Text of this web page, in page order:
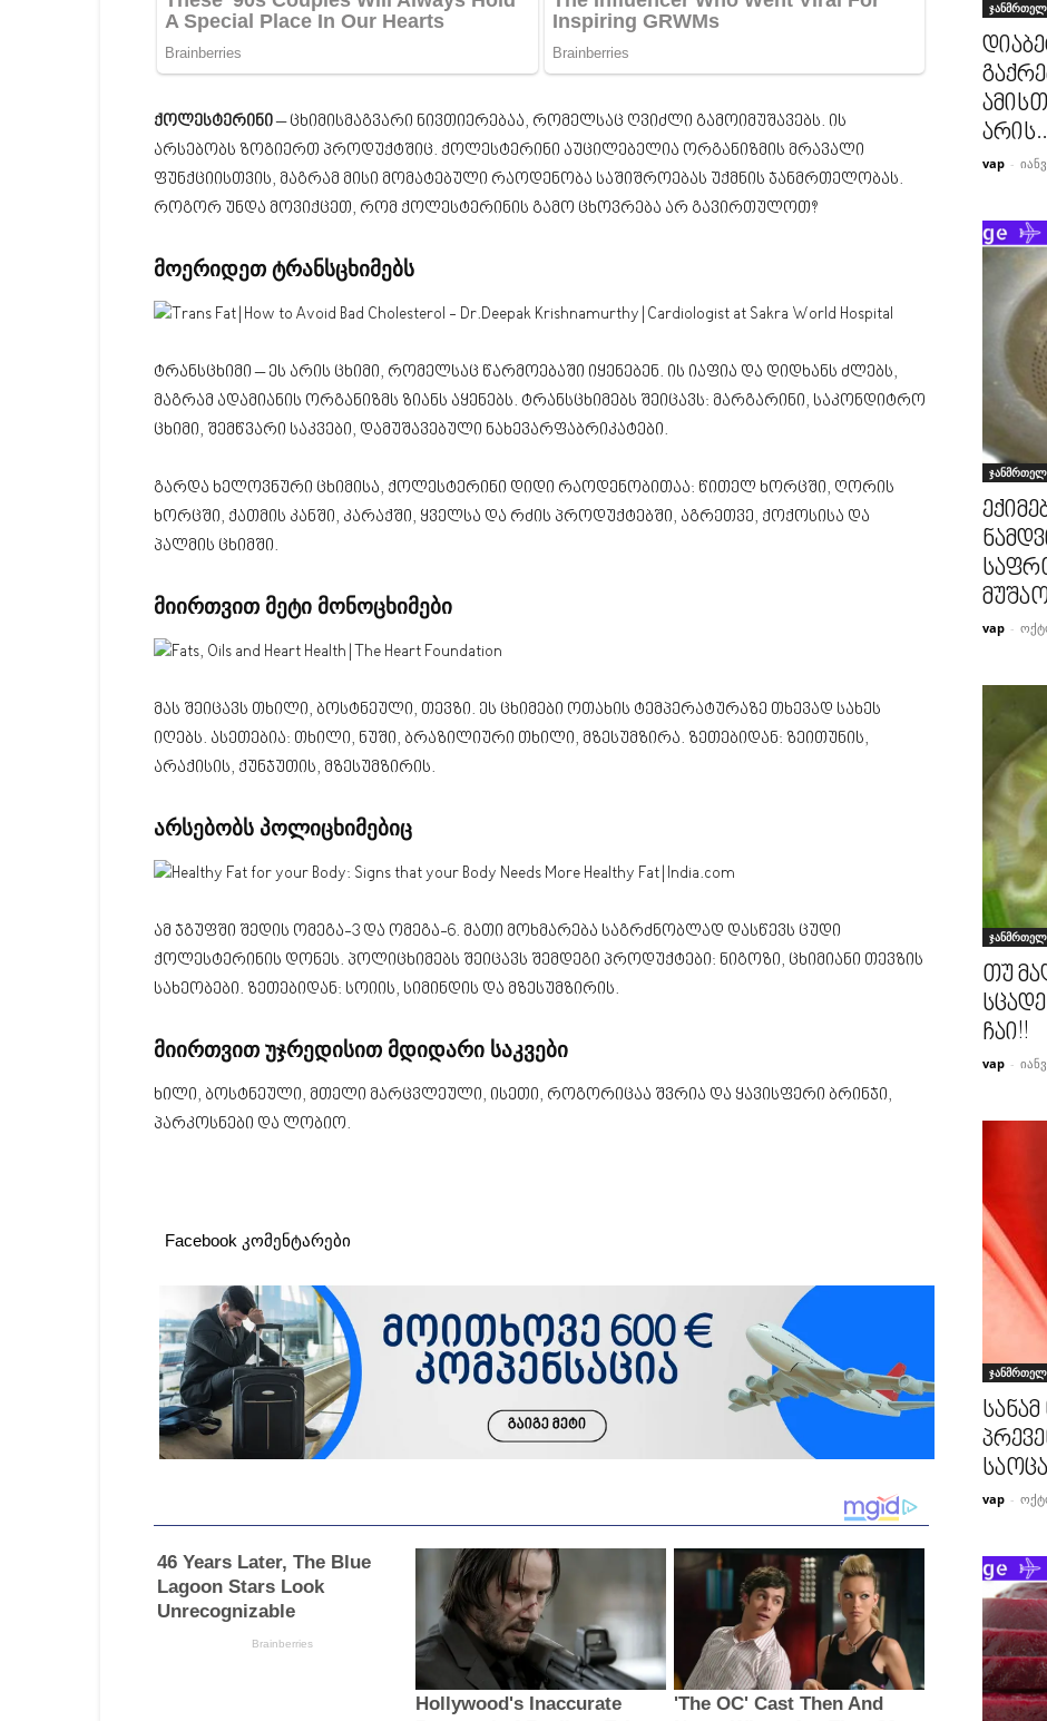
ქოლესტერინი– ცხიმისმაგვარი ნივთიერებაა, რომელსაც ღვიძლი გამოიმუშავებს. ის
არსებობს ზოგიერთ პროდუქტშიც. ქოლესტერინი აუცილებელია ორგანიზმის მრავალი
ფუნქციისთვის, მაგრამ მისი მომატებული რაოდენობა საშიშროებას უქმნის ჯანმრთელობას.
როგორ უნდა მოვიქცეთ, რომ ქოლესტერინის გამო ცხოვრება არ გავირთულოთ?
მოერიდეთ ტრანსცხიმებს
ტრანსცხიმი – ეს არის ცხიმი, რომელსაც წარმოებაში იყენებენ. ის იაფია და დიდხანს ძლებს,
მაგრამ ადამიანის ორგანიზმს ზიანს აყენებს. ტრანსცხიმებს შეიცავს: მარგარინი, საკონდიტრო
ცხიმი, შემწვარი საკვები, დამუშავებული ნახევარფაბრიკატები.
გარდა ხელოვნური ცხიმისა, ქოლესტერინი დიდი რაოდენობითაა: წითელ ხორცში, ღორის
ხორცში, ქათმის კანში, კარაქში, ყველსა და რძის პროდუქტებში, აგრეთვე, ქოქოსისა და
პალმის ცხიმში.
მიირთვით მეტი მონოცხიმები
მას შეიცავს თხილი, ბოსტნეული, თევზი. ეს ცხიმები ოთახის ტემპერატურაზე თხევად სახეს
იღებს. ასეთებია: თხილი, ნუში, ბრაზილიური თხილი, მზესუმზირა. ზეთებიდან: ზეითუნის,
არაქისის, ქუნჯუთის, მზესუმზირის.
არსებობს პოლიცხიმებიც
ამ ჯგუფში შედის ომეგა-3 და ომეგა-6. მათი მოხმარება საგრძნობლად დასწევს ცუდი
ქოლესტერინის დონეს. პოლიცხიმებს შეიცავს შემდეგი პროდუქტები: ნიგოზი, ცხიმიანი თევზის
სახეობები. ზეთებიდან: სოიის, სიმინდის და მზესუმზირის.
მიირთვით უჯრედისით მდიდარი საკვები
ხილი, ბოსტნეული, მთელი მარცვლეული, ისეთი, როგორიცაა შვრია და ყავისფერი ბრინჯი,
პარკოსნები და ლობიო.
Facebook კომენტარები
vap -
vap -
თუ
ჩაი!!
vap -
vap -